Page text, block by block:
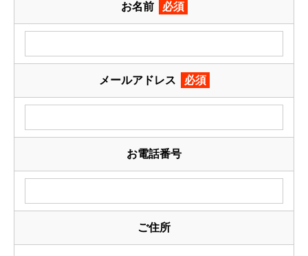
お名前 必須
メールアドレス 必須
お電話番号
ご住所